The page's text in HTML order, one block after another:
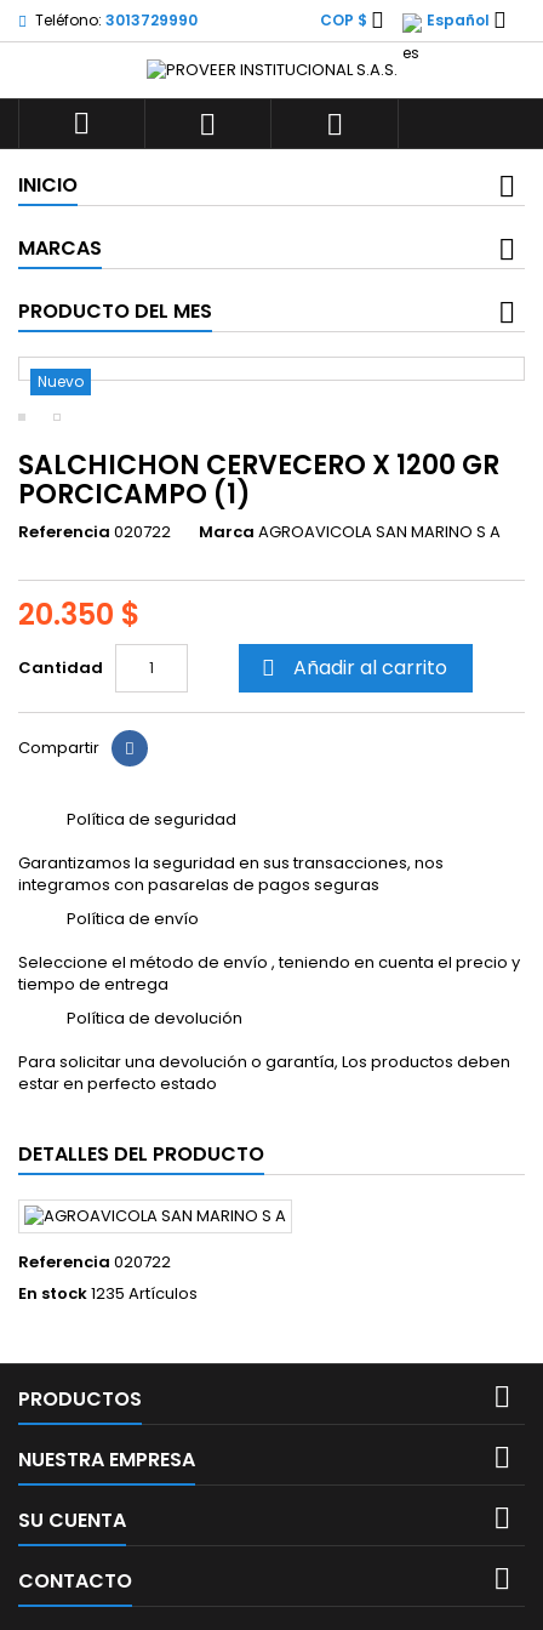
Teléfono: 3013729990 Español 
COP $ 
  
INICIO
MARCAS
PRODUCTO DEL MES
Nuevo
SALCHICHON CERVECERO X 1200 GR
PORCICAMPO (1)
Referencia 020722 Marca AGROAVICOLA SAN MARINO S A
20.350 $
Cantidad  Añadir al carrito
Compartir
Política de seguridad
Garantizamos la seguridad en sus transacciones, nos
integramos con pasarelas de pagos seguras
Política de envío
Seleccione el método de envío , teniendo en cuenta el precio y
tiempo de entrega
Política de devolución
Para solicitar una devolución o garantía, Los productos deben
estar en perfecto estado
DETALLES DEL PRODUCTO
Referencia 020722
En stock1235 Artículos
PRODUCTOS 
NUESTRA EMPRESA 
SU CUENTA 
CONTACTO 